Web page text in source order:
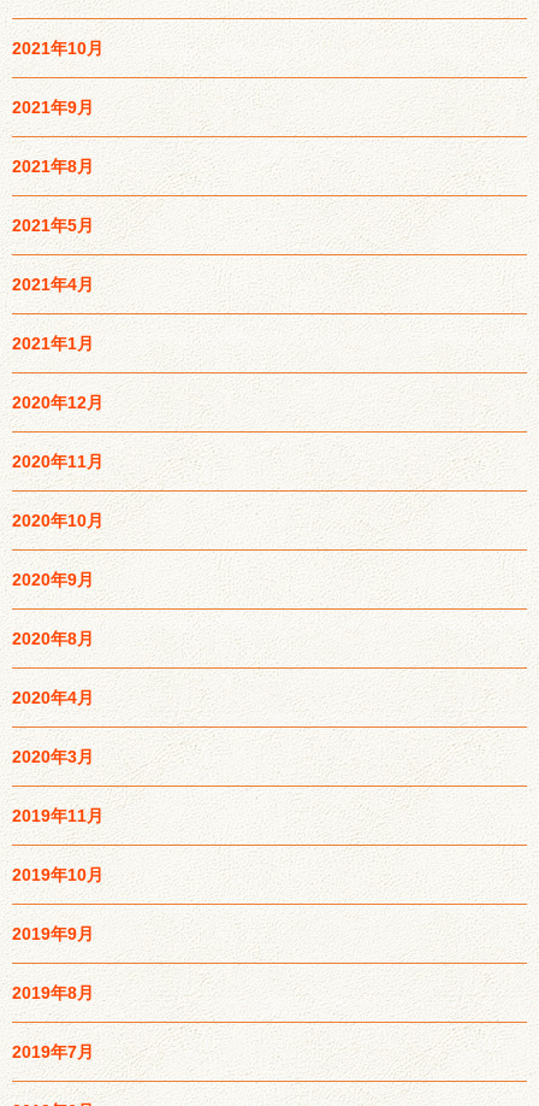
2021年10月
2021年9月
2021年8月
2021年5月
2021年4月
2021年1月
2020年12月
2020年11月
2020年10月
2020年9月
2020年8月
2020年4月
2020年3月
2019年11月
2019年10月
2019年9月
2019年8月
2019年7月